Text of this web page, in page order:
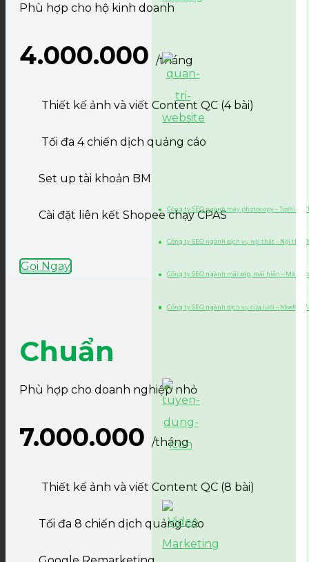
Công ty SEO ngành máy photocopy – Toshiba
Công ty SEO ngành dịch vụ nội thất – Nội thất
Công ty SEO ngành mái xếp, mái hiên – Mái
Công ty SEO ngành dịch vụ cửa lưới – Mosfly
Phù hợp cho hộ kinh doanh
4.000.000 /tháng
Thiết kế ảnh và viết Content QC (4 bài)
Tối đa 4 chiến dịch quảng cáo
Set up tài khoản BM
Cài đặt liên kết Shopee chạy CPAS
Gọi Ngay
Chuẩn
Phù hợp cho doanh nghiệp nhỏ
7.000.000 /tháng
Thiết kế ảnh và viết Content QC (8 bài)
Tối đa 8 chiến dịch quảng cáo